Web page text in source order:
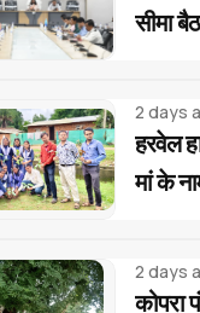
सीमा
दिए निर्देश
2 days
हरवेल
मां के
सुरक्षा
2 days
कोपरा